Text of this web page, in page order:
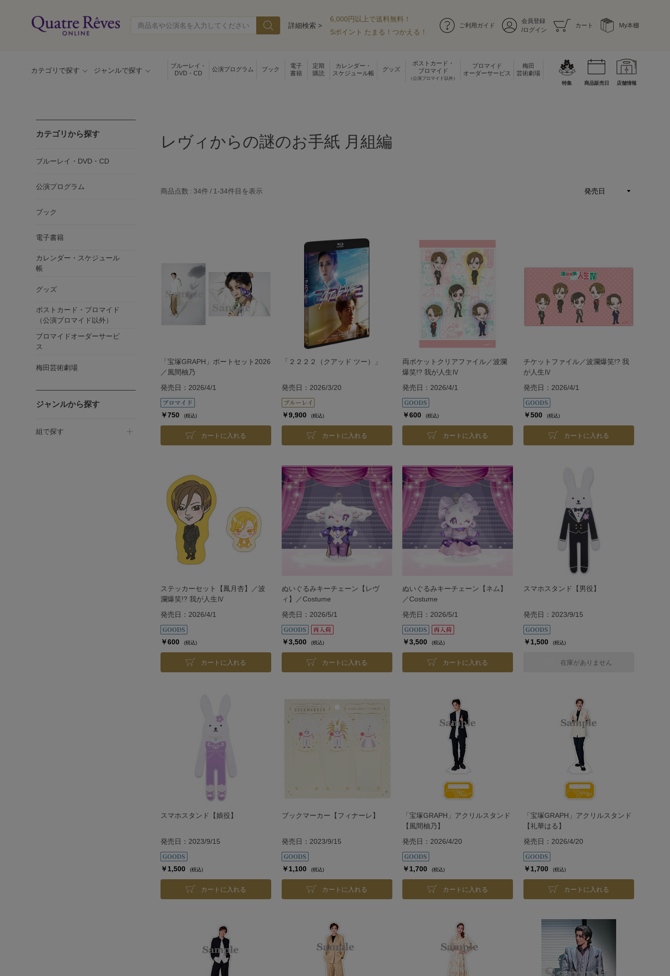
詳細検索 >
6,000円以上で送料無料！
Sポイント たまる！つかえる！
ご利用ガイド
会員登録
/ログイン
カート My本棚
カテゴリで探す ジャンルで探す
ブルーレイ・
DVD・CD
公演プログラム ブック
電子
書籍
定期
購読
カレンダー・
スケジュール帳
グッズ
ポストカード・
ブロマイド
（公演ブロマイド以外）
ブロマイド
オーダーサービス
梅田
芸術劇場
特集 商品販売日 店舗情報
カテゴリから探す
ブルーレイ・DVD・CD
公演プログラム
ブック
電子書籍
カレンダー・スケジュール
帳
グッズ
ポストカード・ブロマイド
（公演ブロマイド以外）
ブロマイドオーダーサービ
ス
梅田芸術劇場
ジャンルから探す
組で探す
レヴィからの謎のお手紙 月組編
商品点数 34件 1-34件目を表示
「宝塚GRAPH」ポートセット2026
／風間柚乃
発売日：2026/4/1
￥750 (税込)
カートに入れる
「２２２２（クアッド ツー）」
発売日：2026/3/20
￥9,900 (税込)
カートに入れる
両ポケットクリアファイル／波瀾
爆笑!? 我が人生Ⅳ
発売日：2026/4/1
￥600 (税込)
カートに入れる
チケットファイル／波瀾爆笑!? 我
が人生Ⅳ
発売日：2026/4/1
￥500 (税込)
カートに入れる
ステッカーセット【鳳月杏】／波
瀾爆笑!? 我が人生Ⅳ
発売日：2026/4/1
￥600 (税込)
カートに入れる
ぬいぐるみキーチェーン【レヴ
ィ】／Costume
発売日：2026/5/1
￥3,500 (税込)
カートに入れる
ぬいぐるみキーチェーン【ネム】
／Costume
発売日：2026/5/1
￥3,500 (税込)
カートに入れる
スマホスタンド【男役】
発売日：2023/9/15
￥1,500 (税込)
在庫がありません
スマホスタンド【娘役】
発売日：2023/9/15
￥1,500 (税込)
カートに入れる
ブックマーカー【フィナーレ】
発売日：2023/9/15
￥1,100 (税込)
カートに入れる
「宝塚GRAPH」アクリルスタンド
【風間柚乃】
発売日：2026/4/20
￥1,700 (税込)
カートに入れる
「宝塚GRAPH」アクリルスタンド
【礼華はる】
発売日：2026/4/20
￥1,700 (税込)
カートに入れる